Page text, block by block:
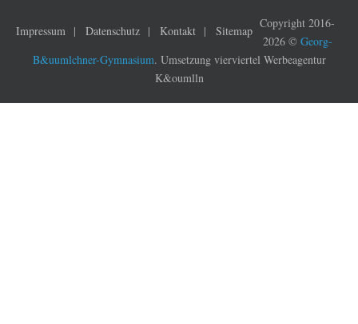
Impressum Datenschutz Kontakt Sitemap
Copyright 2016-
2026 © Georg-
B&uumlchner-Gymnasium. Umsetzung vierviertel Werbeagentur
K&oumlln